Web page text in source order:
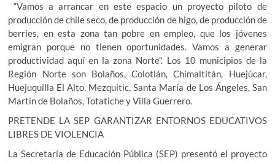
“Vamos a arrancar en este espacio un proyecto piloto de
producción de chile seco, de producción de higo, de producción de
berries, en esta zona tan pobre en empleo, que los jóvenes
emigran porque no tienen oportunidades. Vamos a generar
productividad aquí en la zona Norte”. Los 10 municipios de la
Región Norte son Bolaños, Colotlán, Chimaltitán, Huejúcar,
Huejuquilla El Alto, Mezquitic, Santa María de Los Ángeles, San
Martín de Bolaños, Totatiche y Villa Guerrero.
PRETENDE LA SEP GARANTIZAR ENTORNOS EDUCATIVOS
LIBRES DE VIOLENCIA
La Secretaría de Educación Pública (SEP) presentó el proyecto